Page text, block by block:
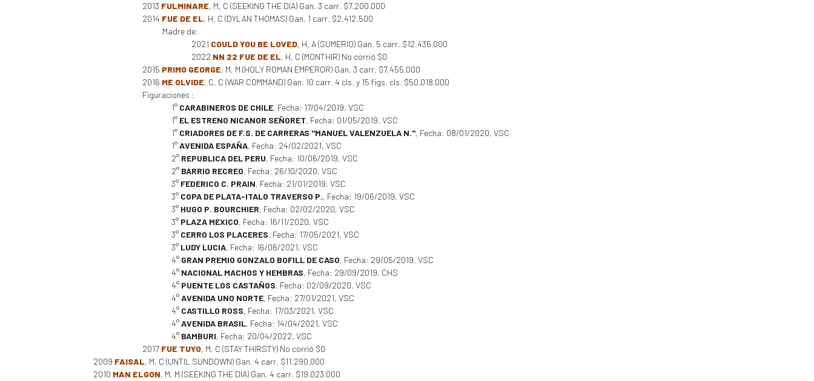
2013 FULMINARE, M, C (SEEKING THE DIA) Gan. 3 carr. $7.200.000
2014 FUE DE EL, H, C (DYLAN THOMAS) Gan. 1 carr. $2.412.500
Madre de:
2021 COULD YOU BE LOVED, H, A (SUMERIO) Gan. 5 carr. $12.435.000
2022 NN 22 FUE DE EL, H, C (MONTHIR) No corrió $0
2015 PRIMO GEORGE, M, M (HOLY ROMAN EMPEROR) Gan. 3 carr. $7.455.000
2016 ME OLVIDE, C, C (WAR COMMAND) Gan. 10 carr. 4 cls. y 15 figs. cls. $50.018.000
Figuraciones :
1° CARABINEROS DE CHILE, Fecha: 17/04/2019, VSC
1° EL ESTRENO NICANOR SEÑORET, Fecha: 01/05/2019, VSC
1° CRIADORES DE F.S. DE CARRERAS "MANUEL VALENZUELA N.", Fecha: 08/01/2020, VSC
1°AVENIDA ESPAÑA, Fecha: 24/02/2021, VSC
2° REPUBLICA DEL PERU, Fecha: 10/06/2019, VSC
2° BARRIO RECREO, Fecha: 26/10/2020, VSC
3° FEDERICO C. PRAIN, Fecha: 21/01/2019, VSC
3° COPA DE PLATA-ITALO TRAVERSO P., Fecha: 19/06/2019, VSC
3° HUGO P. BOURCHIER, Fecha: 02/02/2020, VSC
3° PLAZA MEXICO, Fecha: 16/11/2020, VSC
3° CERRO LOS PLACERES, Fecha: 17/05/2021, VSC
3° LUDY LUCIA, Fecha: 16/06/2021, VSC
4° GRAN PREMIO GONZALO BOFILL DE CASO, Fecha: 29/05/2019, VSC
4° NACIONAL MACHOS Y HEMBRAS, Fecha: 29/09/2019, CHS
4° PUENTE LOS CASTAÑOS, Fecha: 02/09/2020, VSC
4°AVENIDA UNO NORTE, Fecha: 27/01/2021, VSC
4° CASTILLO ROSS, Fecha: 17/03/2021, VSC
4°AVENIDA BRASIL, Fecha: 14/04/2021, VSC
4° BAMBURI, Fecha: 20/04/2022, VSC
2017 FUE TUYO, M, C (STAY THIRSTY) No corrió $0
2009 FAISAL, M, C (UNTIL SUNDOWN) Gan. 4 carr. $11.290.000
2010 MAN ELGON, M, M (SEEKING THE DIA) Gan. 4 carr. $19.023.000